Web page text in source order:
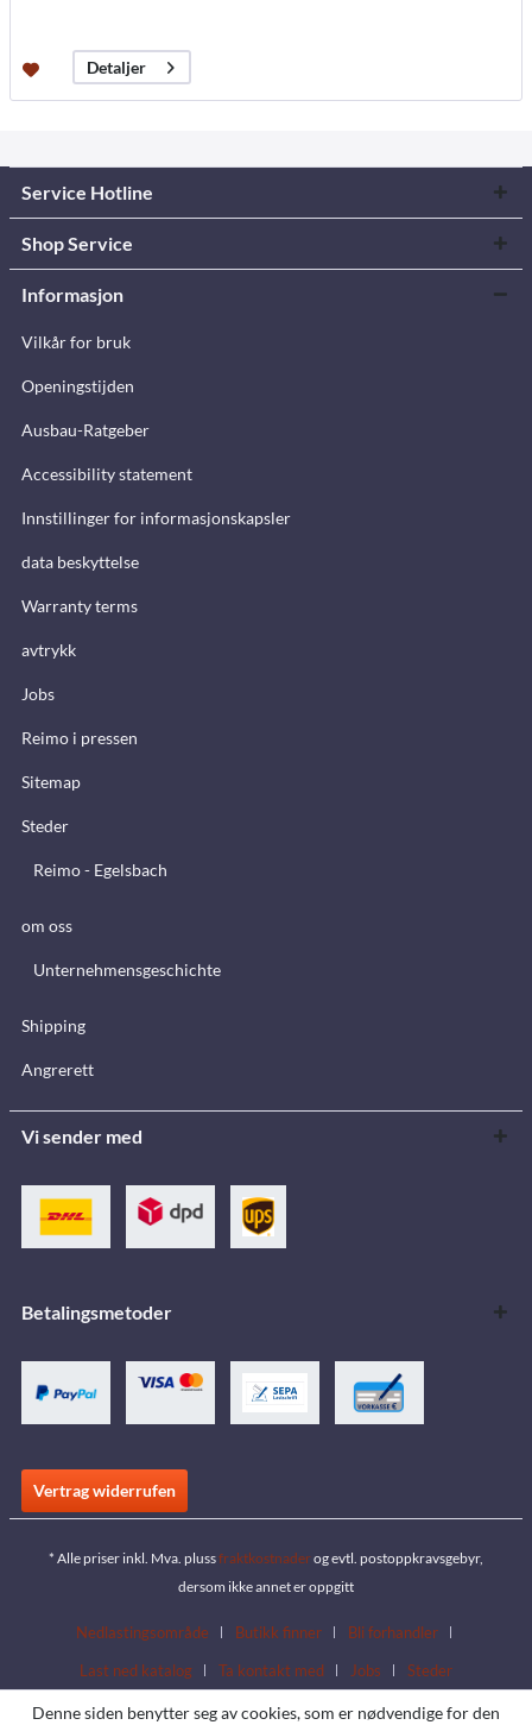
Detaljer
Service Hotline
Shop Service
Informasjon
Vilkår for bruk
Openingstijden
Ausbau-Ratgeber
Accessibility statement
Innstillinger for informasjonskapsler
data beskyttelse
Warranty terms
avtrykk
Jobs
Reimo i pressen
Sitemap
Steder
Reimo - Egelsbach
om oss
Unternehmensgeschichte
Shipping
Angrerett
Vi sender med
Betalingsmetoder
Vertrag widerrufen
* Alle priser inkl. Mva. plussfraktkostnaderog evtl. postoppkravsgebyr,
dersom ikke annet er oppgitt
Nedlastingsområde Butikk finner
Bli forhandler
Last ned katalog
Ta kontakt med Jobs Steder
Denne siden benytter seg av cookies, som er nødvendige for den